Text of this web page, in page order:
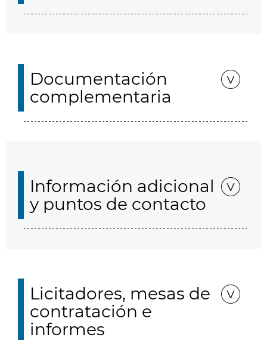
Documentación
complementaria
Información adicional
y puntos de contacto
Licitadores, mesas de
contratación e
informes